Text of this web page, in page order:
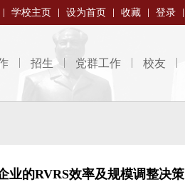
学校主页 设为首页 收藏 登录
招生 党群工作 校友
业的RVRS效率及规模调整决策